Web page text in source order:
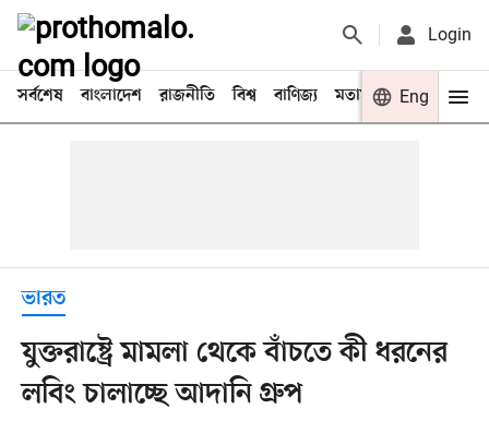
Login
সর্বশেষ বাংলাদেশ রাজনীতি বিশ্ব বাণিজ্য মতামত খেলা
Eng
ভারত
যুক্তরাষ্ট্রে মামলা থেকে বাঁচতে কী ধরনের
লবিং চালাচ্ছে আদানি গ্রুপ